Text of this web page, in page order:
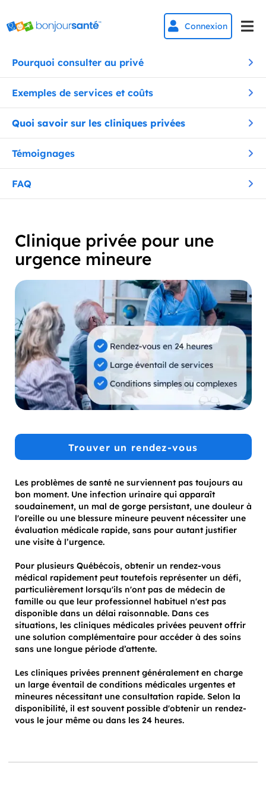
 Connexion 
Pourquoi consulter au privé
Exemples de services et coûts
Quoi savoir sur les cliniques privées
Témoignages
FAQ
Clinique privée pour une
urgence mineure
Trouver un rendez-vous
Les problèmes de santé ne surviennent pas toujours au
bon moment. Une infection urinaire qui apparaît
soudainement, un mal de gorge persistant, une douleur à
l'oreille ou une blessure mineure peuvent nécessiter une
évaluation médicale rapide, sans pour autant justifier
une visite à l’urgence.
Pour plusieurs Québécois, obtenir un rendez-vous
médical rapidement peut toutefois représenter un défi,
particulièrement lorsqu'ils n'ont pas de médecin de
famille ou que leur professionnel habituel n'est pas
disponible dans un délai raisonnable. Dans ces
situations, les cliniques médicales privées peuvent offrir
une solution complémentaire pour accéder à des soins
sans une longue période d’attente.
Les cliniques privées prennent généralement en charge
un large éventail de conditions médicales urgentes et
mineures nécessitant une consultation rapide. Selon la
disponibilité, il est souvent possible d'obtenir un rendez-
vous le jour même ou dans les 24 heures.